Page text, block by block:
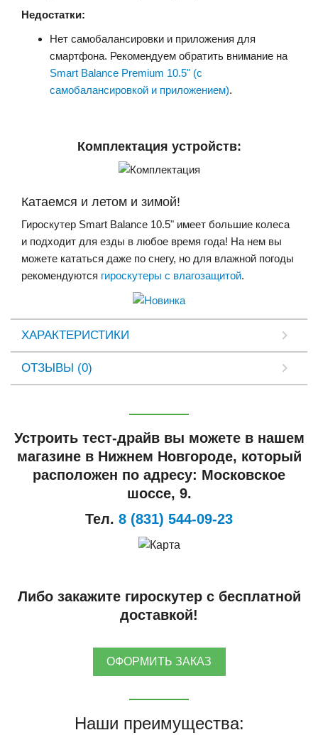
Недостатки:
Нет самобалансировки и приложения для
смартфона. Рекомендуем обратить внимание на
Smart Balance Premium 10.5" (с
самобалансировкой и приложением).
Комплектация устройств:
Катаемся и летом и зимой!
Гироскутер Smart Balance 10.5" имеет большие колеса
и подходит для езды в любое время года! На нем вы
можете кататься даже по снегу, но для влажной погоды
рекомендуются гироскутеры с влагозащитой.
ХАРАКТЕРИСТИКИ
ОТЗЫВЫ (0)
Устроить тест-драйв вы можете в нашем
магазине в Нижнем Новгороде, который
расположен по адресу: Московское
шоссе, 9.
Тел. 8 (831) 544-09-23
Либо закажите гироскутер с бесплатной
доставкой!
ОФОРМИТЬ ЗАКАЗ
Наши преимущества: